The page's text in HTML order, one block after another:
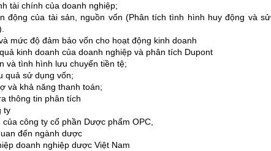
tài chính của doanh nghiệp;
động của tài sản, nguồn vốn (Phân tích tình hình huy động và sử
mức độ đảm bảo vốn cho hoạt động kinh doanh
kinh doanh của doanh nghiệp và phân tích Dupont
và tình hình lưu chuyển tiền tệ;
quả sử dụng vốn;
và khả năng thanh toán;
thông tin phân tích
ty
công ty cổ phần Dược phẩm OPC,
đến ngành dược
doanh nghiệp dược Việt Nam